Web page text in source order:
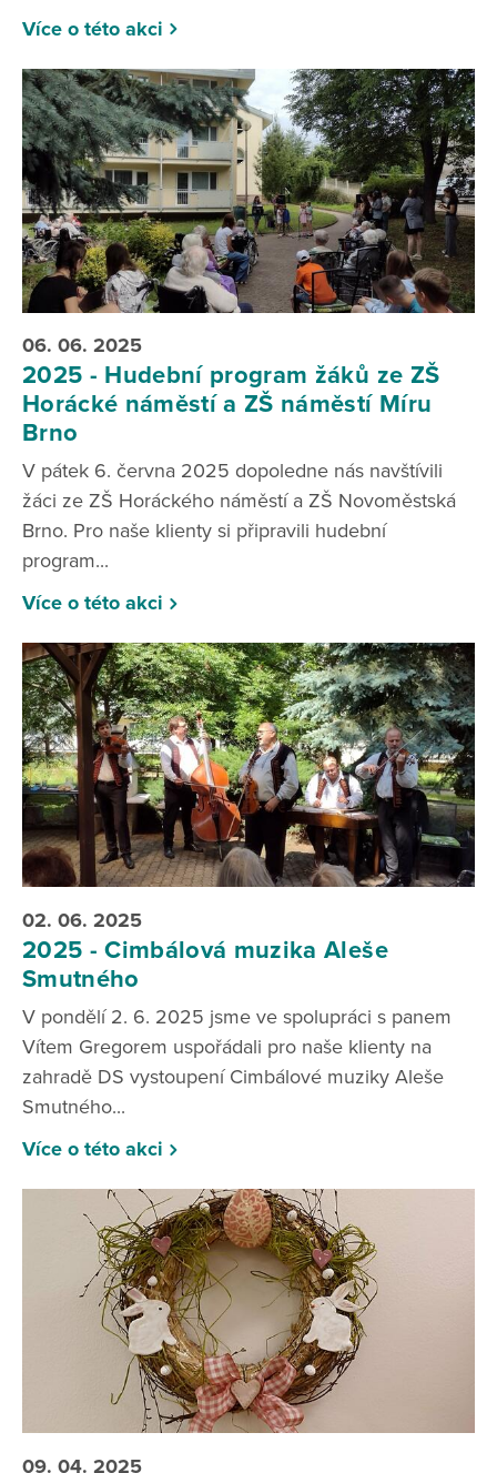
Více o této akci
06. 06. 2025
2025 - Hudební program žáků ze ZŠ
Horácké náměstí a ZŠ náměstí Míru
Brno
V pátek 6. června 2025 dopoledne nás navštívili
žáci ze ZŠ Horáckého náměstí a ZŠ Novoměstská
Brno. Pro naše klienty si připravili hudební
program...
Více o této akci
02. 06. 2025
2025 - Cimbálová muzika Aleše
Smutného
V pondělí 2. 6. 2025 jsme ve spolupráci s panem
Vítem Gregorem uspořádali pro naše klienty na
zahradě DS vystoupení Cimbálové muziky Aleše
Smutného...
Více o této akci
09. 04. 2025